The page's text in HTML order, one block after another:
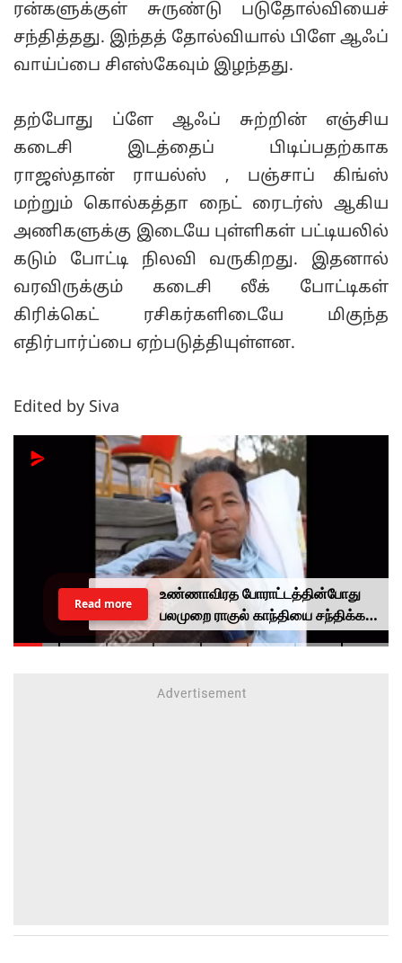
ரன்களுக்குள் சுருண்டு படுதோல்வியைச்
சந்தித்தது. இந்தத் தோல்வியால் பிளே ஆஃப்
வாய்ப்பை சிஎஸ்கேவும் இழந்தது.
தற்போது ப்ளே ஆஃப் சுற்றின் எஞ்சிய
கடைசி இடத்தைப் பிடிப்பதற்காக
ராஜஸ்தான் ராயல்ஸ் , பஞ்சாப் கிங்ஸ்
மற்றும் கொல்கத்தா நைட் ரைடர்ஸ் ஆகிய
அணிகளுக்கு இடையே புள்ளிகள் பட்டியலில்
கடும் போட்டி நிலவி வருகிறது. இதனால்
வரவிருக்கும் கடைசி லீக் போட்டிகள்
கிரிக்கெட் ரசிகர்களிடையே மிகுந்த
எதிர்பார்ப்பை ஏற்படுத்தியுள்ளன.
Edited by Siva
உண்ணாவிரத போராட்டத்தின்போது
பலமுறை ராகுல் காந்தியை சந்திக்க
முயன்றாரா சோனம் வாங்சுக்
Read more